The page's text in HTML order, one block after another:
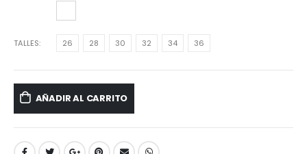
TALLES 26 28 30 32 34 36
AÑADIR AL CARRITO